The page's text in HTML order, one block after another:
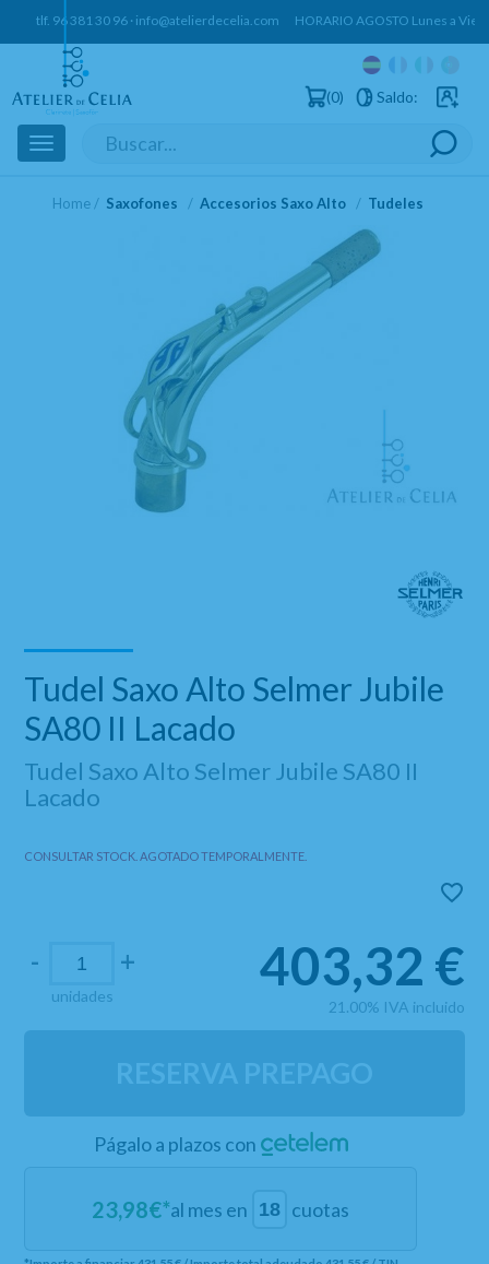
tlf. 96 381 30 96 · info@atelierdecelia.com HORARIO AGOSTO Lunes a
0 Saldo:
Toggle
navigation
Home Saxofones Accesorios Saxo Alto Tudeles
Tudel Saxo Alto Selmer Jubile
SA80 II Lacado
Tudel Saxo Alto Selmer Jubile SA80 II
Lacado
CONSULTAR STOCK. AGOTADO TEMPORALMENTE.
-
unidades
+ 403,32 €
21.00% IVA incluido
RESERVA PREPAGO
Págalo a plazos con
23,98€*al mes en cuotas